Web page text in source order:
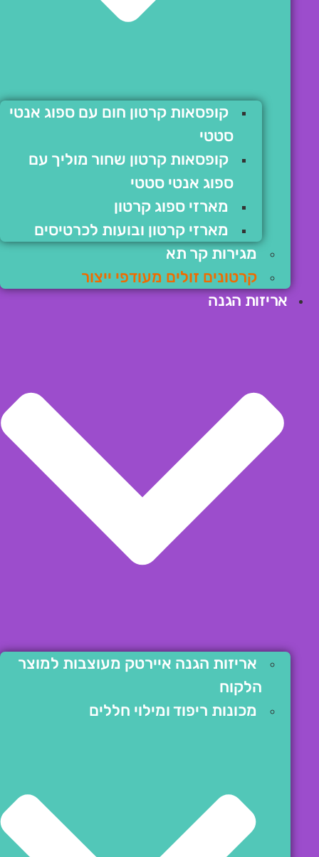
קופסאות קרטון חום עם ספוג אנטי
סטטי
קופסאות קרטון שחור מוליך עם
ספוג אנטי סטטי
מארזי ספוג קרטון
מארזי קרטון ובועות לכרטיסים
מגירות קר תא
קרטונים זולים מעודפי ייצור
אריזות הגנה
אריזות הגנה איירטק מעוצבות למוצר
הלקוח
מכונות ריפוד ומילוי חללים